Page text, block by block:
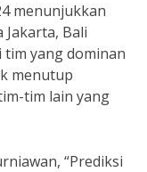
menunjukkan
Bali
tim yang dominan
menutup
tim lain yang
“Prediksi